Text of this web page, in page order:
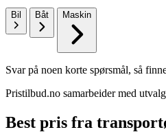
Bil Båt Maskin
Svar på noen korte spørsmål, så
Pristilbud.no samarbeider med
Best pris fra